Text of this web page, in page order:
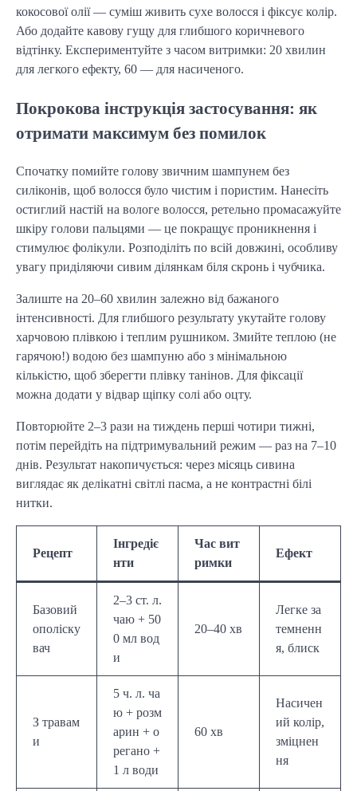
кокосової олії — суміш живить сухе волосся і фіксує колір.
Або додайте кавову гущу для глибшого коричневого
відтінку. Експериментуйте з часом витримки: 20 хвилин
для легкого ефекту, 60 — для насиченого.
Покрокова інструкція застосування: як
отримати максимум без помилок
Спочатку помийте голову звичним шампунем без
силіконів, щоб волосся було чистим і пористим. Нанесіть
остиглий настій на вологе волосся, ретельно промасажуйте
шкіру голови пальцями — це покращує проникнення і
стимулює фолікули. Розподіліть по всій довжині, особливу
увагу приділяючи сивим ділянкам біля скронь і чубчика.
Залиште на 20–60 хвилин залежно від бажаного
інтенсивності. Для глибшого результату укутайте голову
харчовою плівкою і теплим рушником. Змийте теплою (не
гарячою!) водою без шампуню або з мінімальною
кількістю, щоб зберегти плівку танінов. Для фіксації
можна додати у відвар щіпку солі або оцту.
Повторюйте 2–3 рази на тиждень перші чотири тижні,
потім перейдіть на підтримувальний режим — раз на 7–10
днів. Результат накопичується: через місяць сивина
виглядає як делікатні світлі пасма, а не контрастні білі
нитки.
Рецепт
Інгредіє
нти
Час вит
римки
Ефект
Базовий
ополіску
вач
2–3 ст. л.
чаю + 50
0 мл вод
и
20–40 хв
Легке за
темненн
я, блиск
З травам
и
5 ч. л. ча
ю + розм
арин + о
регано +
1 л води
60 хв
Насичен
ий колір,
зміцнен
ня